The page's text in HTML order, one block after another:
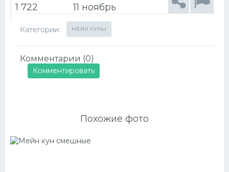
1 722 11 ноябрь
Категории: МЕЙН КУНЫ
Комментарии (0)
Комментировать
Похожие фото